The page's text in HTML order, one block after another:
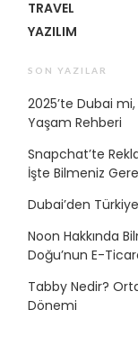
TRAVEL
YAZILIM
SON YAZILAR
2025’te Dubai
Yaşam Rehberi
Snapchat’te
İşte Bilmeniz
Dubai’den
Noon Hakkında
Doğu’nun E-
Tabby Nedir?
Dönemi